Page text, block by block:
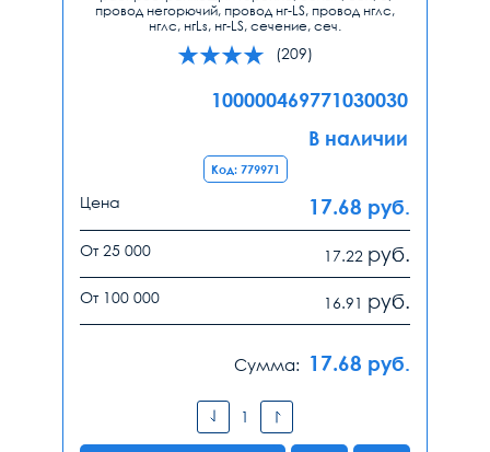
провод негорючий, провод нг-LS, провод нглс,
нглс, нгLs, нг-LS, сечение, сеч.
(209)
100000469771030030
В наличии
Код: 779971
Цена 17.68 руб.
От 25 000 17.22 руб.
От 100 000 16.91 руб.
Сумма: 17.68 руб.